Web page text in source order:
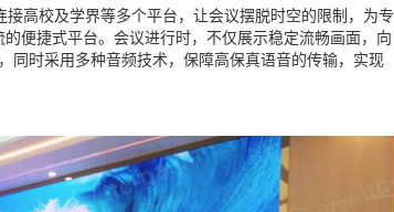
接高校及学界等多个平台，让会议摆脱时空的限制，为专
便捷式平台。会议进行时，不仅展示稳定流畅画面，向
同时采用多种音频技术，保障高保真语音的传输，实现